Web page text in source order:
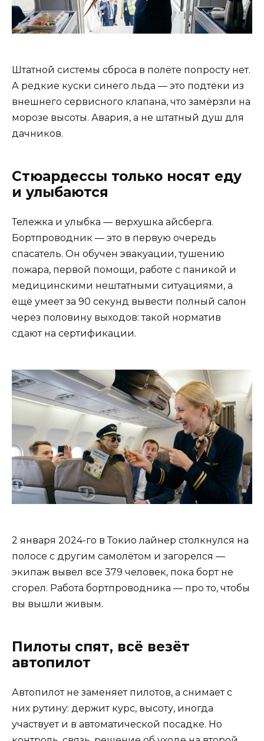
Штатной системы сброса в полёте попросту нет.
А редкие куски синего льда — это подтёки из
внешнего сервисного клапана, что замёрзли на
морозе высоты. Авария, а не штатный душ для
дачников.
Стюардессы только носят еду
и улыбаются
Тележка и улыбка — верхушка айсберга.
Бортпроводник — это в первую очередь
спасатель. Он обучен эвакуации, тушению
пожара, первой помощи, работе с паникой и
медицинскими нештатными ситуациями, а
ещё умеет за 90 секунд вывести полный салон
через половину выходов: такой норматив
сдают на сертификации.
2 января 2024-го в Токио лайнер столкнулся на
полосе с другим самолётом и загорелся —
экипаж вывел все 379 человек, пока борт не
сгорел. Работа бортпроводника — про то, чтобы
вы вышли живым.
Пилоты спят, всё везёт
автопилот
Автопилот не заменяет пилотов, а снимает с
них рутину: держит курс, высоту, иногда
участвует и в автоматической посадке. Но